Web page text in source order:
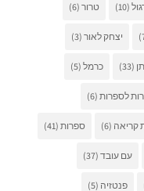
(10) טרור(6)
יצחק לאור(3)
(33) כרמל(5)
לספרות(6)
קריאה (6) ספרות(41)
עם עובד(37)
פנטזיה (5)